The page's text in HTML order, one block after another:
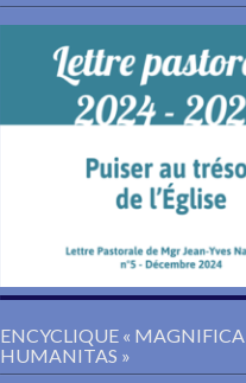
ENCYCLIQUE « MAGNIFICA
HUMANITAS »